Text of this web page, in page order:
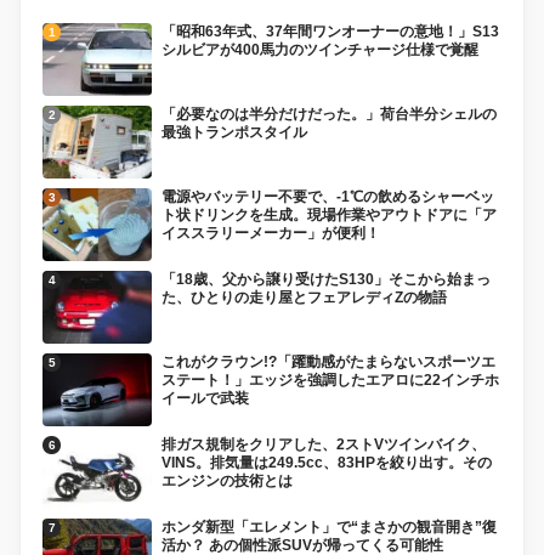
「昭和63年式、37年間ワンオーナーの意地！」S13
シルビアが400馬力のツインチャージ仕様で覚醒
「必要なのは半分だけだった。」荷台半分シェルの
最強トランポスタイル
電源やバッテリー不要で、-1℃の飲めるシャーベッ
ト状ドリンクを生成。現場作業やアウトドアに「ア
イススラリーメーカー」が便利！
「18歳、父から譲り受けたS130」そこから始まっ
た、ひとりの走り屋とフェアレディZの物語
これがクラウン!?「躍動感がたまらないスポーツエ
ステート！」エッジを強調したエアロに22インチホ
イールで武装
排ガス規制をクリアした、2ストVツインバイク、
VINS。排気量は249.5cc、83HPを絞り出す。その
エンジンの技術とは
ホンダ新型「エレメント」で“まさかの観音開き”復
活か？ あの個性派SUVが帰ってくる可能性